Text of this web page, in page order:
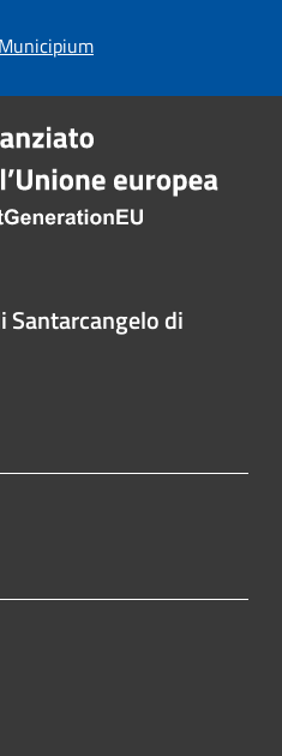
Santarcangelo di